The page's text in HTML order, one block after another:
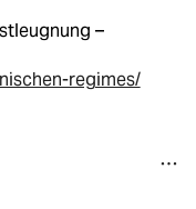
–
regimes/